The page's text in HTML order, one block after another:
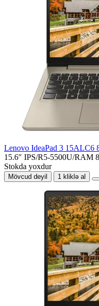
Lenovo IdeaPad 3
15.6″ IPS/R5-5500U/RAM
Stokda yoxdur
Mövcud deyil 1 kliklə al